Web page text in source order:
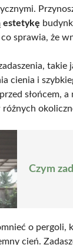
estetykę
sprawia, że
takie
cienia i
słońcem,
Czym
o pergoli,
cień.